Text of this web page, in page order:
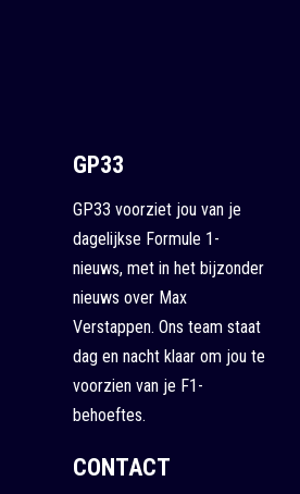
GP33
GP33 voorziet jou van je
dagelijkse Formule 1-
nieuws, met in het bijzonder
nieuws over Max
Verstappen. Ons team staat
dag en nacht klaar om jou te
voorzien van je F1-
behoeftes.
CONTACT